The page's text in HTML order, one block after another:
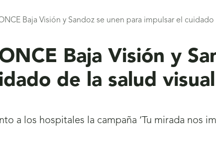
Baja Visión y Sandoz se unen para impulsar el cuidado
Baja Visión y
de la salud visual
a los hospitales la campaña ‘Tu mirada nos